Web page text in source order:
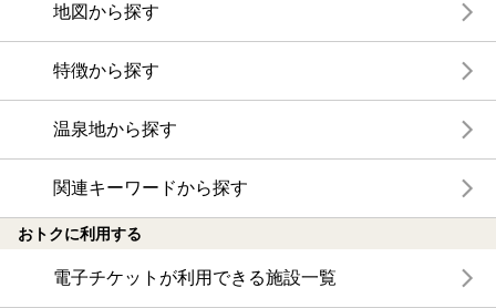
地図から探す
特徴から探す
温泉地から探す
関連キーワードから探す
おトクに利用する
電子チケットが利用できる施設一覧